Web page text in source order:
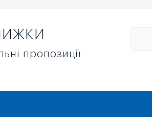
пропозиції